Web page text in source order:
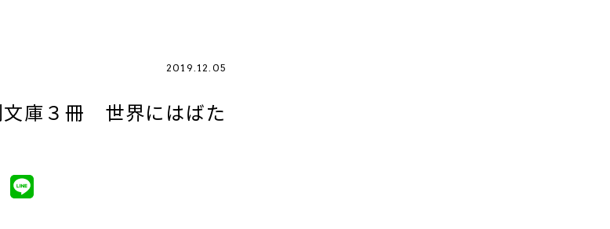
2019.12.05
文庫３冊 世界にはばた